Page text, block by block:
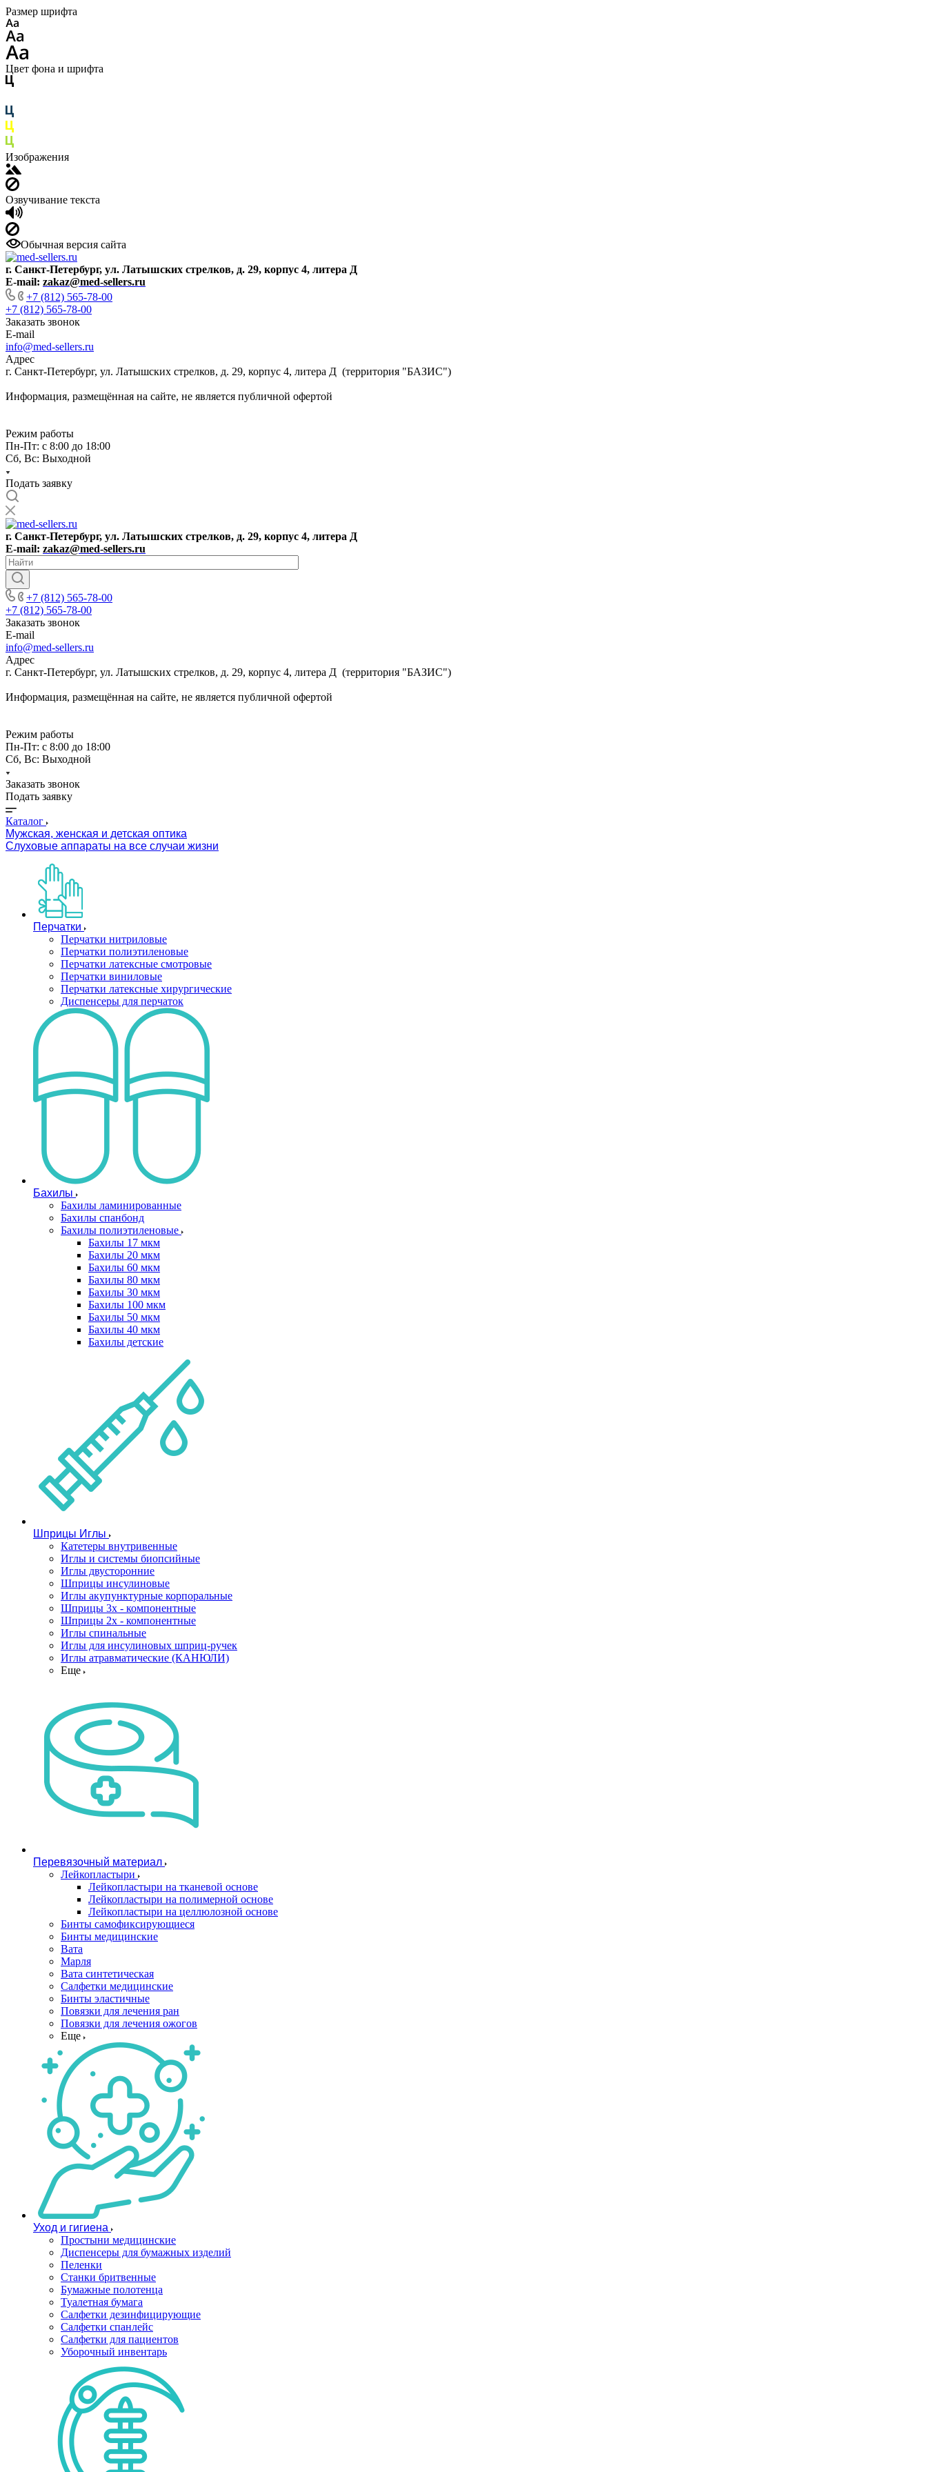
Размер шрифта
Цвет фона и шрифта
Изображения
Озвучивание текста
Обычная версия сайта
г. Санкт-Петербург, ул. Латышских стрелков, д. 29, корпус 4, литера Д
E-mail: zakaz@med-sellers.ru
+7 (812) 565-78-00
+7 (812) 565-78-00
Заказать звонок
E-mail
info@med-sellers.ru
Адрес
г. Санкт-Петербург, ул. Латышских стрелков, д. 29, корпус 4, литера Д (территория "БАЗИС")
Информация, размещённая на сайте, не является публичной офертой
Режим работы
Пн-Пт: с 8:00 до 18:00
Сб, Вс: Выходной
Подать заявку
г. Санкт-Петербург, ул. Латышских стрелков, д. 29, корпус 4, литера Д
E-mail: zakaz@med-sellers.ru
+7 (812) 565-78-00
+7 (812) 565-78-00
Заказать звонок
E-mail
info@med-sellers.ru
Адрес
г. Санкт-Петербург, ул. Латышских стрелков, д. 29, корпус 4, литера Д (территория "БАЗИС")
Информация, размещённая на сайте, не является публичной офертой
Режим работы
Пн-Пт: с 8:00 до 18:00
Сб, Вс: Выходной
Заказать звонок
Подать заявку
Каталог
Мужская, женская и детская оптика
Слуховые аппараты на все случаи жизни
Перчатки
Перчатки нитриловые
Перчатки полиэтиленовые
Перчатки латексные смотровые
Перчатки виниловые
Перчатки латексные хирургические
Диспенсеры для перчаток
Бахилы
Бахилы ламинированные
Бахилы спанбонд
Бахилы полиэтиленовые
Бахилы 17 мкм
Бахилы 20 мкм
Бахилы 60 мкм
Бахилы 80 мкм
Бахилы 30 мкм
Бахилы 100 мкм
Бахилы 50 мкм
Бахилы 40 мкм
Бахилы детские
Шприцы Иглы
Катетеры внутривенные
Иглы и системы биопсийные
Иглы двусторонние
Шприцы инсулиновые
Иглы акупунктурные корпоральные
Шприцы 3х - компонентные
Шприцы 2х - компонентные
Иглы спинальные
Иглы для инсулиновых шприц-ручек
Иглы атравматические (КАНЮЛИ)
Еще
Перевязочный материал
Лейкопластыри
Лейкопластыри на тканевой основе
Лейкопластыри на полимерной основе
Лейкопластыри на целлюлозной основе
Бинты самофиксирующиеся
Бинты медицинские
Вата
Марля
Вата синтетическая
Салфетки медицинские
Бинты эластичные
Повязки для лечения ран
Повязки для лечения ожогов
Еще
Уход и гигиена
Простыни медицинские
Диспенсеры для бумажных изделий
Пеленки
Станки бритвенные
Бумажные полотенца
Туалетная бумага
Салфетки дезинфицирующие
Салфетки спанлейс
Салфетки для пациентов
Уборочный инвентарь